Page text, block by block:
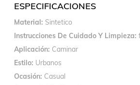
ESPECIFICACIONES
Material Sintetico
Instrucciones De Cuidado Y Limpieza
Aplicación Caminar
Estilo Urbanos
Ocasión Casual